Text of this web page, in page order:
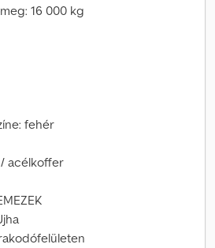
16 000 kg
fehér
acélkoffer